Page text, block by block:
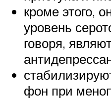
кроме этого,
уровень
говоря,
фон при